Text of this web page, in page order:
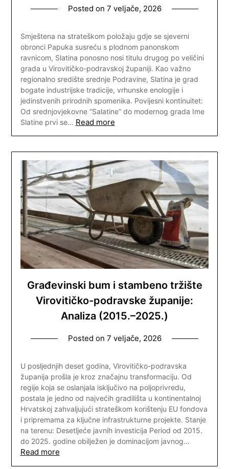
Posted on 7 veljače, 2026
Smještena na strateškom položaju gdje se sjeverni
obronci Papuka susreću s plodnom panonskom
ravnicom, Slatina ponosno nosi titulu drugog po veličini
grada u Virovitičko-podravskoj županiji. Kao važno
regionalno središte srednje Podravine, Slatina je grad
bogate industrijske tradicije, vrhunske enologije i
jedinstvenih prirodnih spomenika. Povijesni kontinuitet:
Od srednjovjekovne “Salatine” do modernog grada Ime
Slatine prvi se… Read more
Građevinski bum i stambeno tržište
Virovitičko-podravske županije:
Analiza (2015.–2025.)
Posted on 7 veljače, 2026
U posljednjih deset godina, Virovitičko-podravska
županija prošla je kroz značajnu transformaciju. Od
regije koja se oslanjala isključivo na poljoprivredu,
postala je jedno od najvećih gradilišta u kontinentalnoj
Hrvatskoj zahvaljujući strateškom korištenju EU fondova
i pripremama za ključne infrastrukturne projekte. Stanje
na terenu: Desetljeće javnih investicija Period od 2015.
do 2025. godine obilježen je dominacijom javnog…
Read more